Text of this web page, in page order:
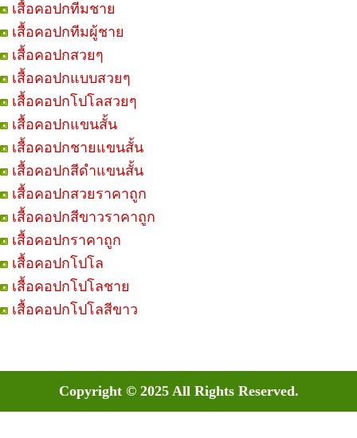
เสื้อคอปกทีมชาย
เสื้อคอปกทีมผู้ชาย
เสื้อคอปกสวยๆ
เสื้อคอปกแบบสวยๆ
เสื้อคอปกโปโลสวยๆ
เสื้อคอปกแขนสั้น
เสื้อคอปกชายแขนสั้น
เสื้อคอปกสีดำแขนสั้น
เสื้อคอปกสวยราคาถูก
เสื้อคอปกสีขาวราคาถูก
เสื้อคอปกราคาถูก
เสื้อคอปกโปโล
เสื้อคอปกโปโลชาย
เสื้อคอปกโปโลสีขาว
Copyright © 2025 All Rights Reserved.